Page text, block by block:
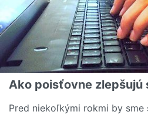
Ako poisťovne zlepšujú
Pred niekoľkými rokmi by sme